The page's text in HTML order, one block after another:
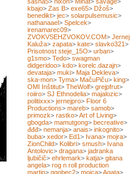
kbajo> Zas B> exe65> Džoš>
benedikt> jec> solarpulsemusic>
nathanaael> Spelcek>
irenamarec09>
ZVOKVSEHZVOKOV.COM> Jernej
Kaluža> zapata> kate> slavko321>
Prisotnost steje_15O> urban>
g1smo> Tedo> swagman
didgeridoo> kdo> korelc.dazajn>
devataja> muki> Maja Dekleva>
ska-mon> Tyma> MačuPiču> king>
OMI Inštitut> TheWolf> grejpfrut>
roiiro> SJ Ethnodelia> majalozic>
politixxx> jernejpro> Floor 6
Productions> mareb> samob>
primozk> rastko>Art of Living>
gbogda> mamutgong> becreative>
đđđ> nemanja> anais> inkognito>
buba> xedor> Ed1> Ivana> mojra>
ZionChild> Kolibri> smush> Ivana
Antolovic> dragana> jadranka
ljubičič> ehrlemark> katja> gitana
angela> rog n roll production
martin> ggobec2> mojca>Agata>